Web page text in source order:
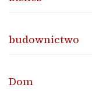
budownictwo
Dom